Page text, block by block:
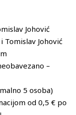
Johović
Tomislav Johović
–
5 osoba)
od 0,5 € po